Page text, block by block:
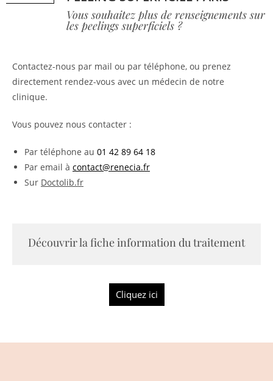
Vous souhaitez plus de renseignements sur
les peelings superficiels ?
Contactez-nous par mail ou par téléphone, ou prenez
directement rendez-vous avec un médecin de notre
clinique.
Vous pouvez nous contacter :
Par téléphone au 01 42 89 64 18
Par email à contact@renecia.fr
Sur Doctolib.fr
Découvrir la fiche information du traitement
Cliquez ici